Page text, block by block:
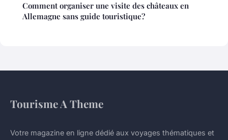
Comment organiser une visite des châteaux en
Allemagne sans guide touristique?
Tourisme A Theme
Votre magazine en ligne dédié aux voyages thématiques et